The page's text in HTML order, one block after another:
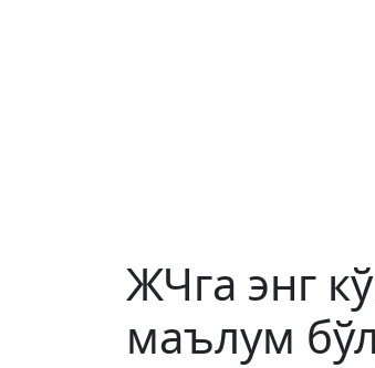
ЖЧга энг
маълум